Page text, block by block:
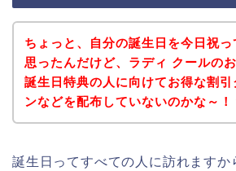
ちょっと、自分の誕生日を今日祝っ
思ったんだけど、ラディ クールの
誕生日特典の人に向けてお得な割引
ンなどを配布していないのかな～！
誕生日ってすべての人に訪れますか